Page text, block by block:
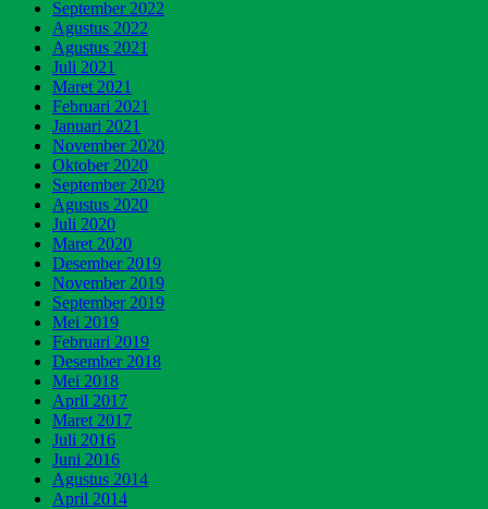
September 2022
Agustus 2022
Agustus 2021
Juli 2021
Maret 2021
Februari 2021
Januari 2021
November 2020
Oktober 2020
September 2020
Agustus 2020
Juli 2020
Maret 2020
Desember 2019
November 2019
September 2019
Mei 2019
Februari 2019
Desember 2018
Mei 2018
April 2017
Maret 2017
Juli 2016
Juni 2016
Agustus 2014
April 2014